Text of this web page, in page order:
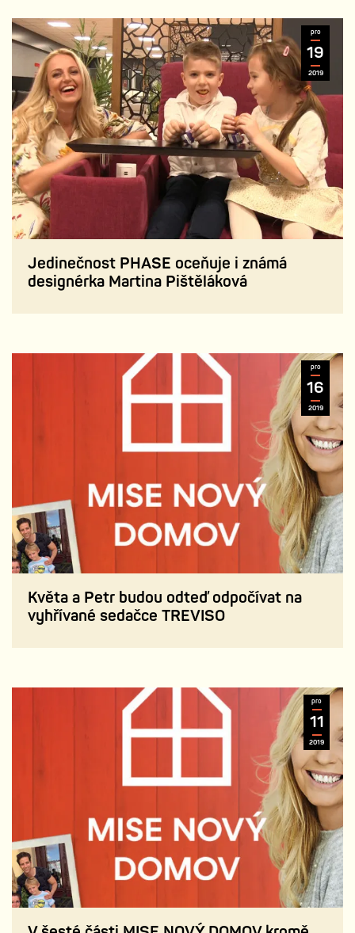
pro
19
2019
Jedinečnost PHASE oceňuje i známá
designérka Martina Pištěláková
pro
16
2019
Květa a Petr budou odteď odpočívat na
vyhřívané sedačce TREVISO
pro
11
2019